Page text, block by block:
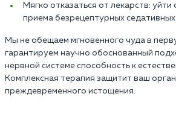
Мягко отказаться от лекарств: уйти
приема безрецептурных седативных
Мы не обещаем мгновенного чуда в
гарантируем научно обоснованный
нервной системе способность к
Комплексная терапия защитит ваш
преждевременного истощения.